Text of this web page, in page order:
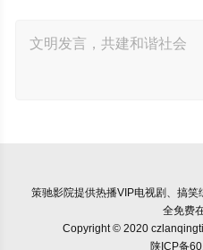
策驰影院提供热播VIP电视剧、搞笑
全免费
Copyright © 2020
陕ICP备